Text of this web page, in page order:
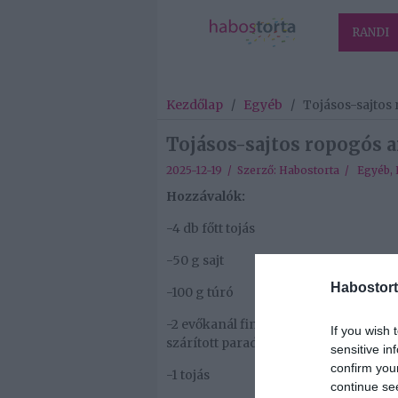
If you wish
sensitive
confirm
continue
RANDI
Kezdőlap / Egyéb / Tojásos-
Tojásos-sajtos ropogós
2025-12-19 / Szerző: Habostorta / Egyéb,
Hozzávalók:
-4 db főtt tojás
-50 g sajt
-100 g túró
-2 evőkanál finomra vágott
szárított paradicsom)
-1 tojás